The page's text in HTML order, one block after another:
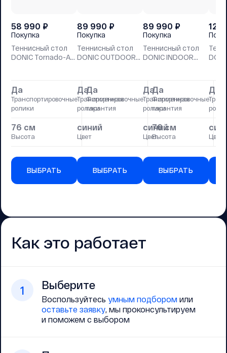
58 990 ₽
Покупка
Теннисный стол
DONIC Tornado-AL-
Да
Транспортировочные
ролики
Да
Фирменная
гарантия
76 см
Высота
ВЫБРАТЬ
89 990 ₽
Покупка
Теннисный стол
DONIC OUTDOOR
Да
Транспортировочные
ролики
Да
Фирменная
гарантия
синий
Цвет
76 см
Высота
ВЫБРАТЬ
89 990 ₽
Покупка
Теннисный стол
DONIC INDOOR
Да
Транспортировочные
ролики
синий
Цвет
ВЫБРАТЬ
129
Да
Цвет
Как это работает
1 Выберите
Воспользуйтесь умным подбором или
оставьте заявку, мы проконсультируем
и поможем с выбором